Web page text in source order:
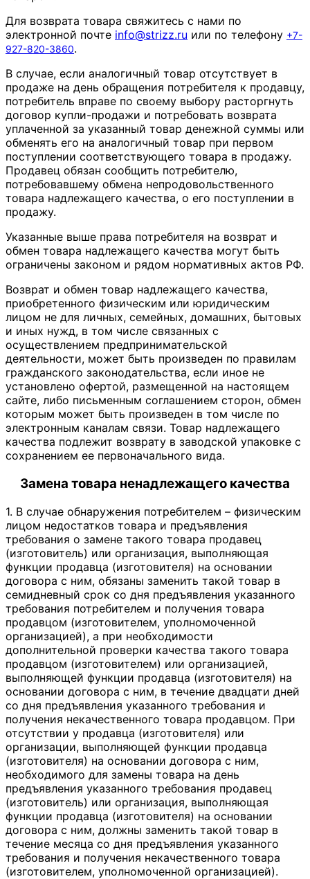
Для возврата товара свяжитесь с нами по
электронной почте info@strizz.ru или по телефону +7-
927-820-3860.
В случае, если аналогичный товар отсутствует в
продаже на день обращения потребителя к продавцу,
потребитель вправе по своему выбору расторгнуть
договор купли-продажи и потребовать возврата
уплаченной за указанный товар денежной суммы или
обменять его на аналогичный товар при первом
поступлении соответствующего товара в продажу.
Продавец обязан сообщить потребителю,
потребовавшему обмена непродовольственного
товара надлежащего качества, о его поступлении в
продажу.
Указанные выше права потребителя на возврат и
обмен товара надлежащего качества могут быть
ограничены законом и рядом нормативных актов РФ.
Возврат и обмен товар надлежащего качества,
приобретенного физическим или юридическим
лицом не для личных, семейных, домашних, бытовых
и иных нужд, в том числе связанных с
осуществлением предпринимательской
деятельности, может быть произведен по правилам
гражданского законодательства, если иное не
установлено офертой, размещенной на настоящем
сайте, либо письменным соглашением сторон, обмен
которым может быть произведен в том числе по
электронным каналам связи. Товар надлежащего
качества подлежит возврату в заводской упаковке с
сохранением ее первоначального вида.
Замена товара ненадлежащего качества
1. В случае обнаружения потребителем – физическим
лицом недостатков товара и предъявления
требования о замене такого товара продавец
(изготовитель) или организация, выполняющая
функции продавца (изготовителя) на основании
договора с ним, обязаны заменить такой товар в
семидневный срок со дня предъявления указанного
требования потребителем и получения товара
продавцом (изготовителем, уполномоченной
организацией), а при необходимости
дополнительной проверки качества такого товара
продавцом (изготовителем) или организацией,
выполняющей функции продавца (изготовителя) на
основании договора с ним, в течение двадцати дней
со дня предъявления указанного требования и
получения некачественного товара продавцом. При
отсутствии у продавца (изготовителя) или
организации, выполняющей функции продавца
(изготовителя) на основании договора с ним,
необходимого для замены товара на день
предъявления указанного требования продавец
(изготовитель) или организация, выполняющая
функции продавца (изготовителя) на основании
договора с ним, должны заменить такой товар в
течение месяца со дня предъявления указанного
требования и получения некачественного товара
(изготовителем, уполномоченной организацией).